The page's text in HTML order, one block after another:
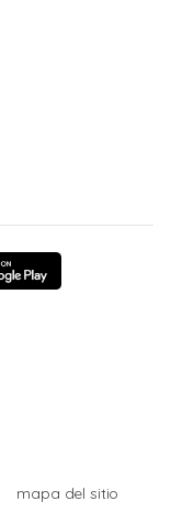
mapa del sitio